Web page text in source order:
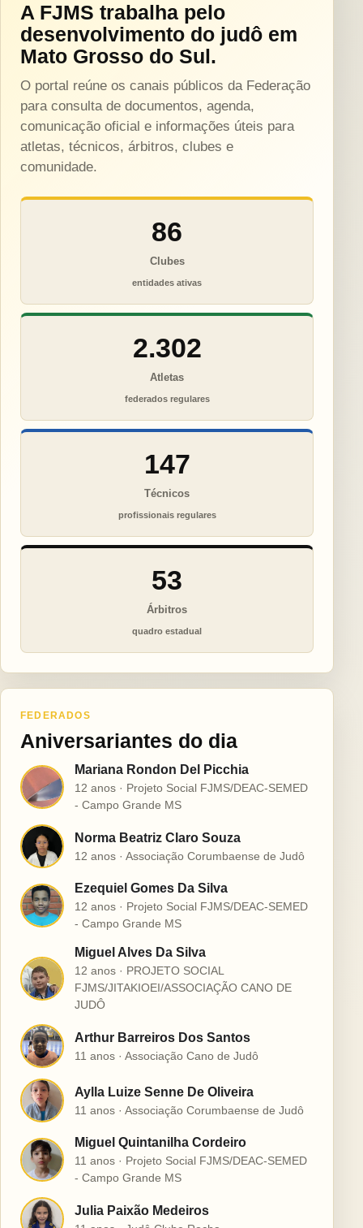
A FJMS trabalha pelo
desenvolvimento do judô em
Mato Grosso do Sul.
O portal reúne os canais públicos da Federação
para consulta de documentos, agenda,
comunicação oficial e informações úteis para
atletas, técnicos, árbitros, clubes e
comunidade.
86
Clubes
entidades ativas
2.302
Atletas
federados regulares
147
Técnicos
profissionais regulares
53
Árbitros
quadro estadual
FEDERADOS
Aniversariantes do dia
M
Mariana Rondon Del Picchia
12 anos · Projeto Social FJMS/DEAC-SEMED
- Campo Grande MS
N Norma Beatriz Claro Souza
12 anos · Associação Corumbaense de Judô
E
Ezequiel Gomes Da Silva
12 anos · Projeto Social FJMS/DEAC-SEMED
- Campo Grande MS
M
Miguel Alves Da Silva
12 anos · PROJETO SOCIAL
FJMS/JITAKIOEI/ASSOCIAÇÃO CANO DE
JUDÔ
A Arthur Barreiros Dos Santos
11 anos · Associação Cano de Judô
A Aylla Luize Senne De Oliveira
11 anos · Associação Corumbaense de Judô
M
Miguel Quintanilha Cordeiro
11 anos · Projeto Social FJMS/DEAC-SEMED
- Campo Grande MS
J Julia Paixão Medeiros